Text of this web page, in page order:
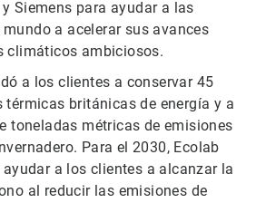
Siemens para ayudar a las
a acelerar sus avances
climáticos ambiciosos.
a los clientes a conservar 45
térmicas británicas de energía y a
toneladas métricas de emisiones
Para el 2030, Ecolab
a los clientes a alcanzar la
al reducir las emisiones de